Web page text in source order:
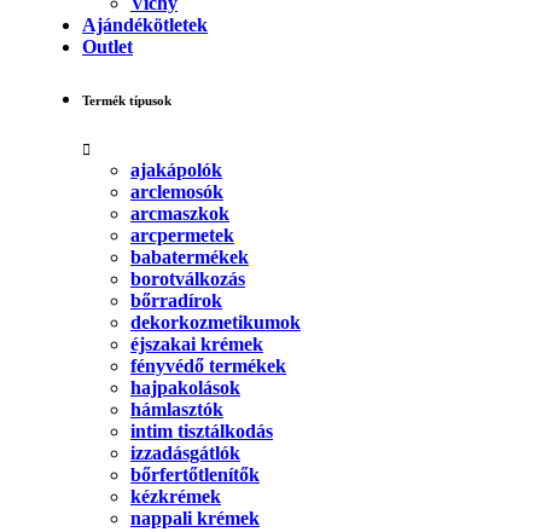
Ajándékötletek
Outlet
Termék típusok
ajakápolók
arclemosók
arcmaszkok
arcpermetek
babatermékek
borotválkozás
bőrradírok
dekorkozmetikumok
éjszakai krémek
fényvédő termékek
hajpakolások
hámlasztók
intim tisztálkodás
izzadásgátlók
bőrfertőtlenítők
kézkrémek
nappali krémek